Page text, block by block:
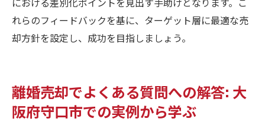
れらのフィードバックを基に、ターゲット層に最適な売
却方針を設定し、成功を目指しましょう。
離婚売却でよくある質問への解答: 大
阪府守口市での実例から学ぶ